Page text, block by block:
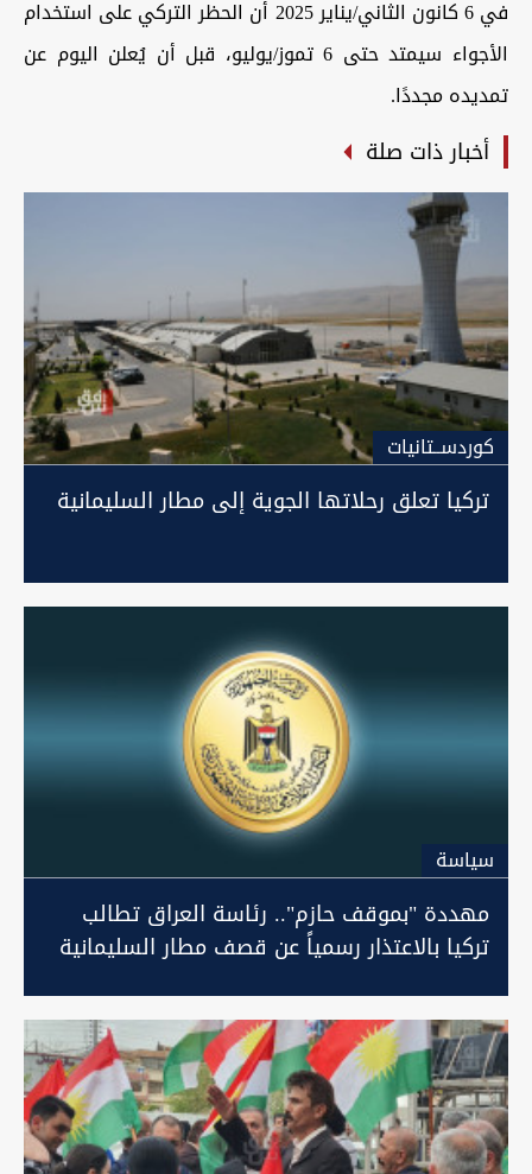
في 6 كانون الثاني/يناير 2025 أن الحظر التركي على استخدام
الأجواء سيمتد حتى 6 تموز/يوليو، قبل أن يُعلن اليوم عن
تمديده مجددًا.
أخبار ذات صلة
كوردســتانيات
تركيا تعلق رحلاتها الجوية إلى مطار السليمانية
سیاسة
مهددة "بموقف حازم".. رئاسة العراق تطالب
تركيا بالاعتذار رسمياً عن قصف مطار السليمانية